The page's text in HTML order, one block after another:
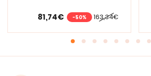
163,34€
81,74€ -50%